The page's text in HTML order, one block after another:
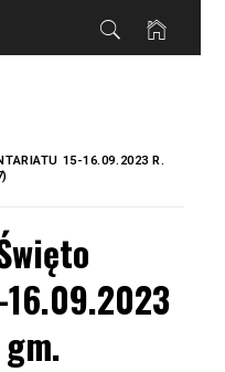
15-16.09.2023 R.